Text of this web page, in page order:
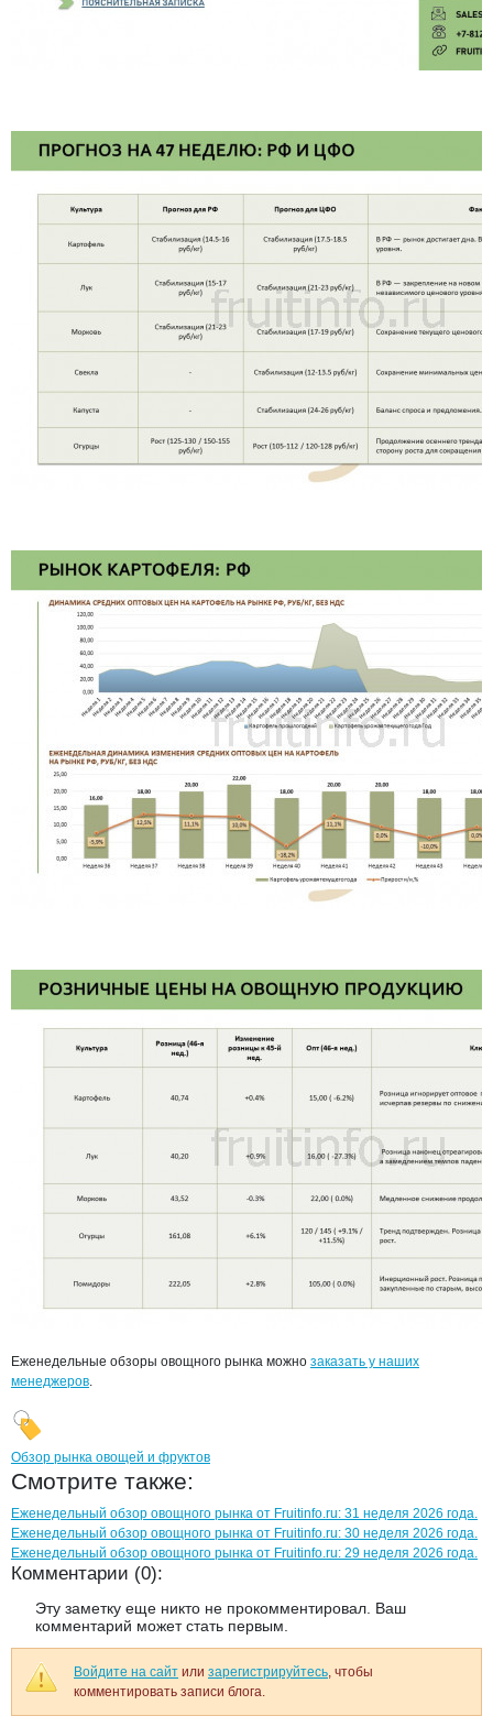
Еженедельные обзоры овощного рынка можно заказать у наших
менеджеров.
Обзор рынка овощей и фруктов
Смотрите также:
Еженедельный обзор овощного рынка от Fruitinfo.ru: 31 неделя 2026 года.
Еженедельный обзор овощного рынка от Fruitinfo.ru: 30 неделя 2026 года.
Еженедельный обзор овощного рынка от Fruitinfo.ru: 29 неделя 2026 года.
Комментарии (0):
Эту заметку еще никто не прокомментировал. Ваш
комментарий может стать первым.
Войдите на сайт или зарегистрируйтесь, чтобы
комментировать записи блога.